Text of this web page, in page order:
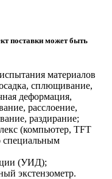
поставки может быть
материалов
сплющивание,
деформация,
расслоение,
раздирание;
(компьютер, TFT
специальным
(УИД);
экстензометр.